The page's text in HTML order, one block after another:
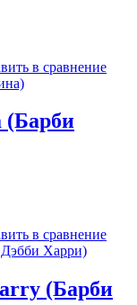
в сравнение
(Барби
в сравнение
(Барби